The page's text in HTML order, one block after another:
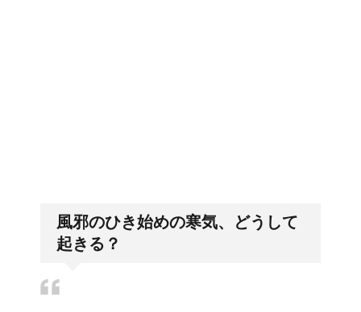
トマトの収穫、なぜ実が
風邪のひき始めの寒気、どうして
起きる？